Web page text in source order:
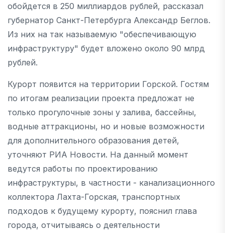
обойдется в 250 миллиардов рублей, рассказал
губернатор Санкт-Петербурга Александр Беглов.
Из них на так называемую "обеспечивающую
инфраструктуру" будет вложено около 90 млрд
рублей.
Курорт появится на территории Горской. Гостям
по итогам реализации проекта предложат не
только прогулочные зоны у залива, бассейны,
водные аттракционы, но и новые возможности
для дополнительного образования детей,
уточняют РИА Новости. На данный момент
ведутся работы по проектированию
инфраструктуры, в частности - канализационного
коллектора Лахта-Горская, транспортных
подходов к будущему курорту, пояснил глава
города, отчитываясь о деятельности